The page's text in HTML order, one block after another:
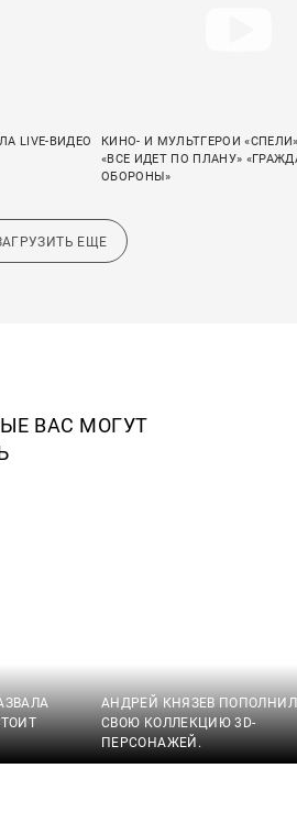
LIVE-ВИДЕО
КИНО- И МУЛЬТГЕРОИ
«ВСЕ ИДЕТ ПО ПЛАНУ»
ОБОРОНЫ»
ЕЩЕ
ВАС МОГУТ
АНДРЕЙ КНЯЗЕВ ПОПОЛНИЛ
СВОЮ КОЛЛЕКЦИЮ 3D-
ПЕРСОНАЖЕЙ.